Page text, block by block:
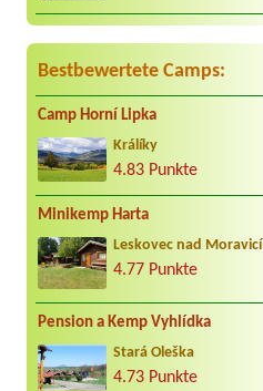
Bestbewertete Camps:
Camp Horní Lipka
Králíky
4.83 Punkte
Minikemp Harta
Leskovec nad Moravicí
4.77 Punkte
Pension a Kemp Vyhlídka
Stará Oleška
4.73 Punkte